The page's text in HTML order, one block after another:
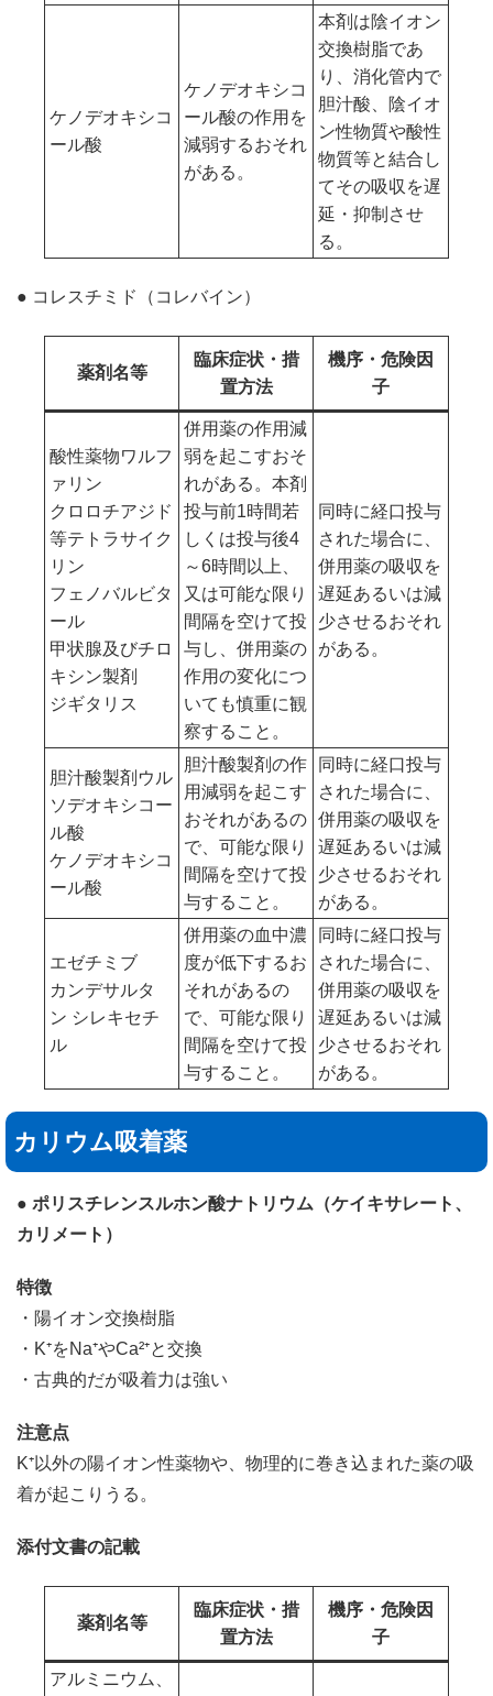
ケノデオキシコ
ール酸
ケノデオキシコ
ール酸の作用を
減弱するおそれ
がある。
本剤は陰イオン
交換樹脂であ
り、消化管内で
胆汁酸、陰イオ
ン性物質や酸性
物質等と結合し
てその吸収を遅
延・抑制させ
る。
● コレスチミド（コレバイン）
薬剤名等
臨床症状・措
置方法
機序・危険因
子
酸性薬物ワルフ
ァリン
クロロチアジド
等テトラサイク
リン
フェノバルビタ
ール
甲状腺及びチロ
キシン製剤
ジギタリス
併用薬の作用減
弱を起こすおそ
れがある。本剤
投与前1時間若
しくは投与後4
～6時間以上、
又は可能な限り
間隔を空けて投
与し、併用薬の
作用の変化につ
いても慎重に観
察すること。
同時に経口投与
された場合に、
併用薬の吸収を
遅延あるいは減
少させるおそれ
がある。
胆汁酸製剤 ウル
ソデオキシコー
ル酸
ケノデオキシコ
ール酸
胆汁酸製剤の作
用減弱を起こす
おそれがあるの
で、可能な限り
間隔を空けて投
与すること。
同時に経口投与
された場合に、
併用薬の吸収を
遅延あるいは減
少させるおそれ
がある。
エゼチミブ
カンデサルタ
ン シレキセチ
ル
併用薬の血中濃
度が低下するお
それがあるの
で、可能な限り
間隔を空けて投
与すること。
同時に経口投与
された場合に、
併用薬の吸収を
遅延あるいは減
少させるおそれ
がある。
カリウム吸着薬
● ポリスチレンスルホン酸ナトリウム（ケイキサレート、
カリメート）
特徴
・陽イオン交換樹脂
・K⁺をNa⁺やCa²⁺と交換
・古典的だが吸着力は強い
注意点
K⁺以外の陽イオン性薬物や、物理的に巻き込まれた薬の吸
着が起こりうる。
添付文書の記載
薬剤名等
臨床症状・措
置方法
機序・危険因
子
アルミニウム、